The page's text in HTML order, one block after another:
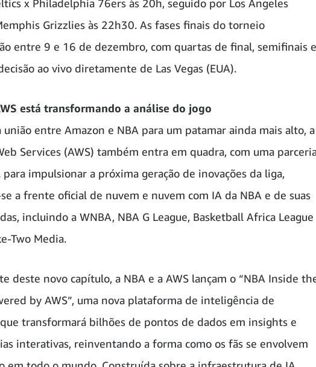
x Philadelphia 76ers às 20h, seguido por Los Angeles
Grizzlies às 22h30. As fases finais do torneio
entre 9 e 16 de dezembro, com quartas de final, semifinais e
ao vivo diretamente de Las Vegas (EUA).
está transformando a análise do jogo
união entre Amazon e NBA para um patamar ainda mais alto, a
Services (AWS) também entra em quadra, com uma
impulsionar a próxima geração de inovações da liga,
a frente oficial de nuvem e nuvem com IA da NBA e de suas
incluindo a WNBA, NBA G League, Basketball Africa League
Two Media.
deste novo capítulo, a NBA e a AWS lançam o “NBA Inside
by AWS”, uma nova plataforma de inteligência de
transformará bilhões de pontos de dados em insights e
interativas, reinventando a forma como os fãs se envolvem